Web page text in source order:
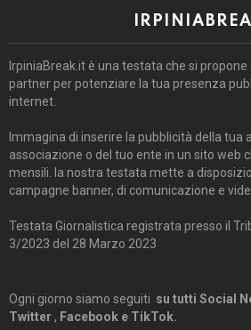
IrpiniaBreak.it è una testata che si
partner per potenziare la tua presenza
internet.
Immagina di inserire la pubblicità della tua
associazione o del tuo ente in un sito web
mensili. la nostra testata mette a
campagne banner, di comunicazione e
Testata Giornalistica registrata presso il
3/2023 del 28 Marzo 2023
Ogni giorno siamo seguiti su tutti Social
Twitter , Facebook e TikTok.